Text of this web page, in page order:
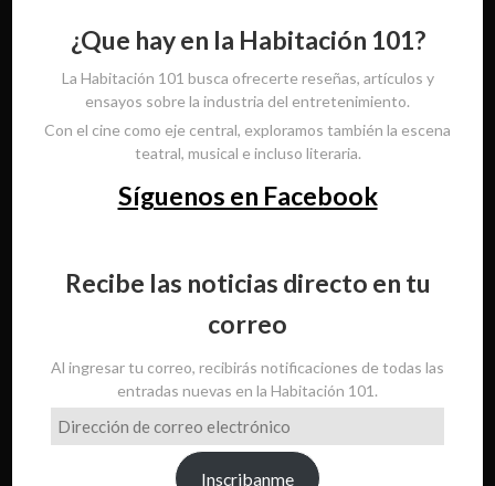
¿Que hay en la Habitación 101?
La Habitación 101 busca ofrecerte reseñas, artículos y
ensayos sobre la industria del entretenimiento.
Con el cine como eje central, exploramos también la escena
teatral, musical e incluso literaria.
Síguenos en Facebook
Recibe las noticias directo en tu
correo
Al ingresar tu correo, recibirás notificaciones de todas las
entradas nuevas en la Habitación 101.
Dirección
de
Inscribanme